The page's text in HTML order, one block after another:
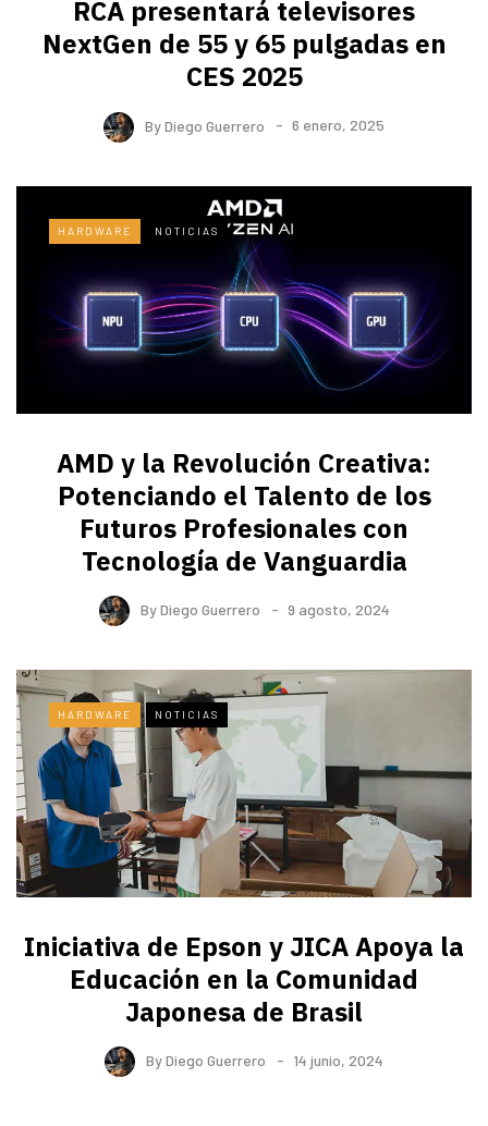
RCA presentará televisores
NextGen de 55 y 65 pulgadas en
CES 2025
ByDiego Guerrero 6 enero, 2025
HARDWARE NOTICIAS
AMD y la Revolución Creativa:
Potenciando el Talento de los
Futuros Profesionales con
Tecnología de Vanguardia
ByDiego Guerrero 9 agosto, 2024
HARDWARE NOTICIAS
Iniciativa de Epson y JICA Apoya la
Educación en la Comunidad
Japonesa de Brasil
ByDiego Guerrero 14 junio, 2024